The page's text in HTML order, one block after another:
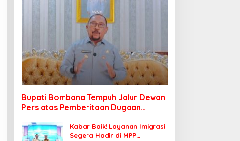
Bupati Bombana Tempuh Jalur Dewan
Pers atas Pemberitaan Dugaan
Kabar Baik! Layanan Imigrasi
Segera Hadir di MPP